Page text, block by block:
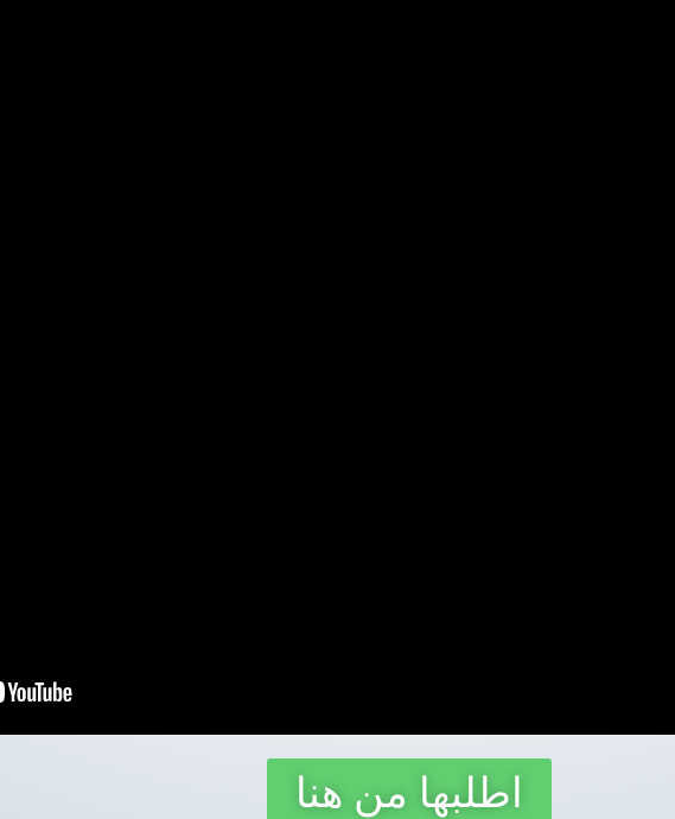
اطلبها من هنا